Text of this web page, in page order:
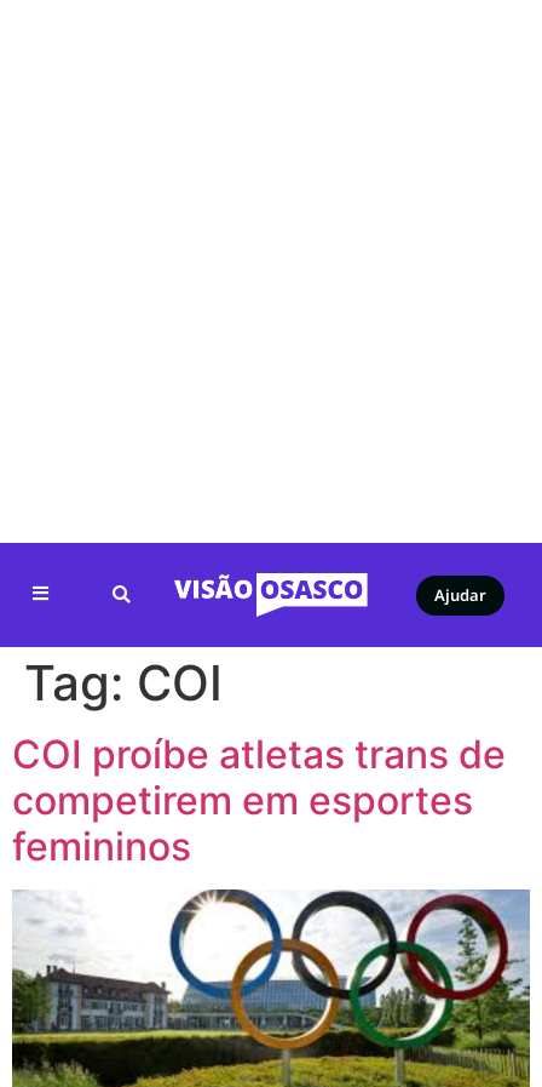
Ajudar
Tag: COI
COI proíbe atletas trans de
competirem em esportes
femininos